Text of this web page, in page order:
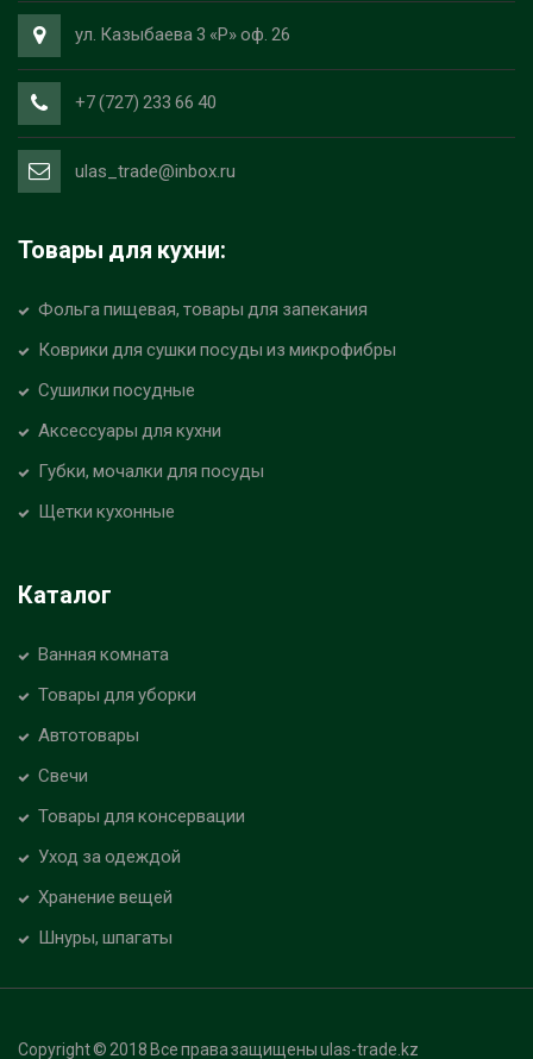
ул. Казыбаева 3 «Р» оф. 26
+7 (727) 233 66 40
ulas_trade@inbox.ru
Товары для кухни:
Фольга пищевая, товары для запекания
Коврики для сушки посуды из микрофибры
Сушилки посудные
Аксессуары для кухни
Губки, мочалки для посуды
Щетки кухонные
Каталог
Ванная комната
Товары для уборки
Автотовары
Свечи
Товары для консервации
Уход за одеждой
Хранение вещей
Шнуры, шпагаты
Copyright © 2018 Все права защищены ulas-trade.kz